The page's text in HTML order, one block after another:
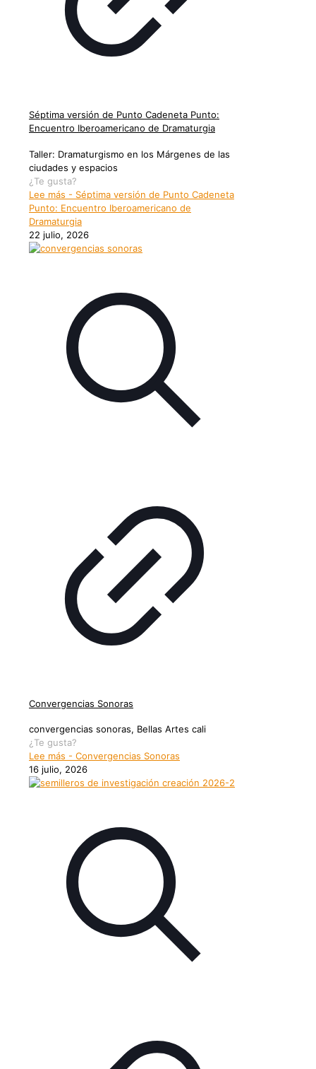
Séptima versión de Punto Cadeneta Punto:
Encuentro Iberoamericano de Dramaturgia
Taller: Dramaturgismo en los Márgenes de las
ciudades y espacios
¿Te gusta?
Lee más - Séptima versión de Punto Cadeneta
Punto: Encuentro Iberoamericano de
Dramaturgia
22 julio, 2026
Convergencias Sonoras
convergencias sonoras, Bellas Artes cali
¿Te gusta?
Lee más - Convergencias Sonoras
16 julio, 2026